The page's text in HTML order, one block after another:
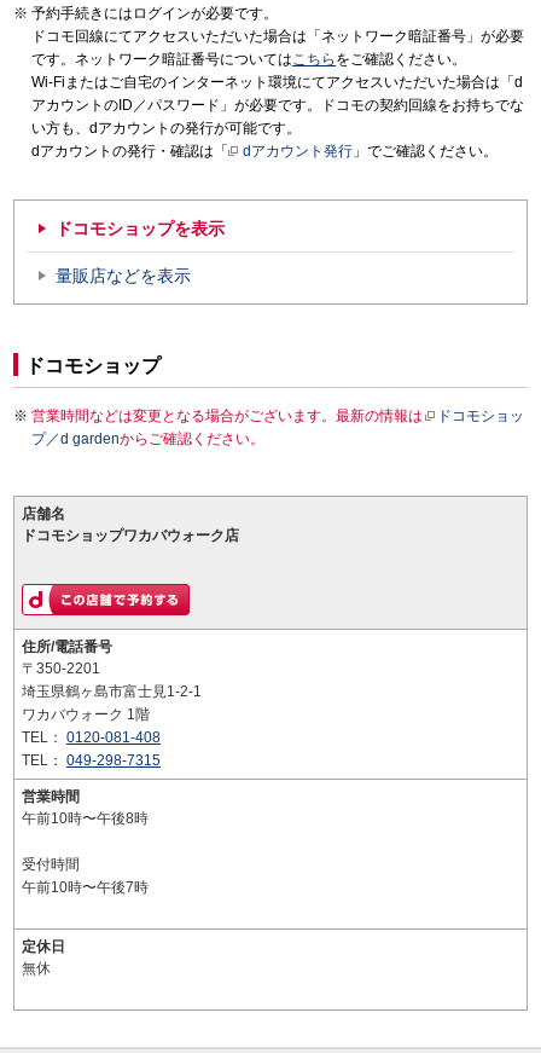
予約手続きにはログインが必要です。
ドコモ回線にてアクセスいただいた場合は「ネットワーク暗証番号」が必要
です。ネットワーク暗証番号についてはこちら をご確認ください。
Wi-Fiまたはご自宅のインターネット環境にてアクセスいただいた場合は「d
アカウントのID／パスワード」が必要です。ドコモの契約回線をお持ちでな
い方も、dアカウントの発行が可能です。
dアカウントの発行・確認は「
dアカウント発行 」でご確認ください。
ドコモショップを表示
量販店などを表示
ドコモショップ
営業時間などは変更となる場合がございます。最新の情報は
ドコモショッ
プ／d gardenからご確認ください。
店舗名
ドコモショップワカバウォーク店
住所/電話番号
〒350-2201
埼玉県鶴ヶ島市富士見1-2-1
ワカバウォーク 1階
TEL： 0120-081-408
TEL： 049-298-7315
営業時間
午前10時〜午後8時
受付時間
午前10時〜午後7時
定休日
無休